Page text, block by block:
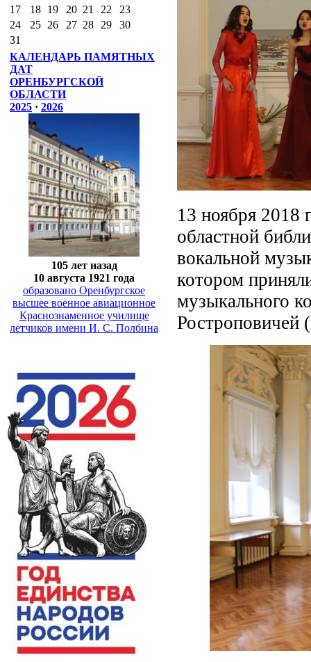
17
18 19 20 21 22
23
24
25 26 27 28 29
30
31
КАЛЕНДАРЬ ПАМЯТНЫХ
ДАТ
ОРЕНБУРГСКОЙ
ОБЛАСТИ
2025 · 2026
105 лет назад
10 августа 1921 года
образовано Оренбургское
высшее военное авиационное
Краснознаменное училище
летчиков имени И. С. Полбина
13 ноября 2018
областной
вокальной
котором
музыкального
Ростроповичей